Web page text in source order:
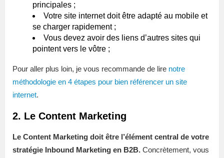
principales ;
Votre site internet doit être adapté au mobile et
se charger rapidement ;
Vous devez avoir des liens d’autres sites qui
pointent vers le vôtre ;
Pour aller plus loin, je vous recommande de lire notre
méthodologie en 4 étapes pour bien référencer un site
internet.
2. Le Content Marketing
Le Content Marketing doit être l’élément central de votre
stratégie Inbound Marketing en B2B. Concrètement, vous